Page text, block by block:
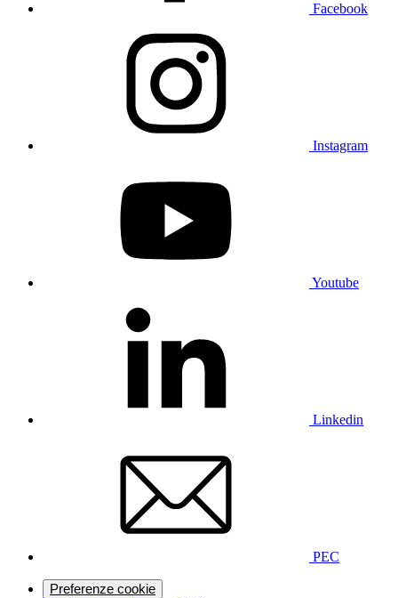
Facebook
Instagram
Youtube
Linkedin
PEC
Preferenze cookie